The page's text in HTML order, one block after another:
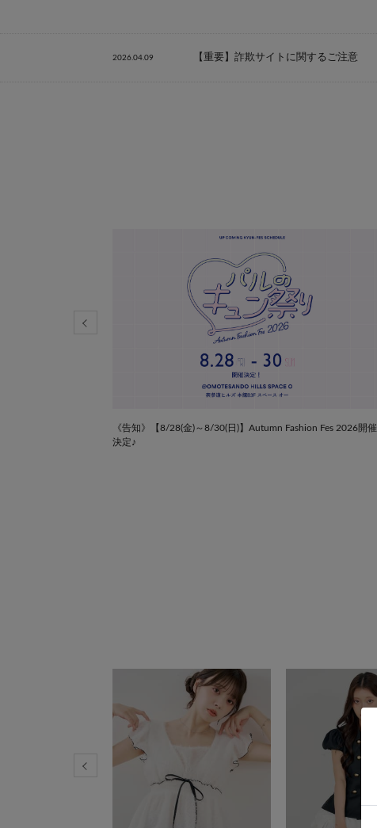
2026.04.09 【重要】詐欺サイトに関するご注意
《告知》【8/28(金)～8/30(日)】Autumn Fashion Fes 2026開催
決定♪